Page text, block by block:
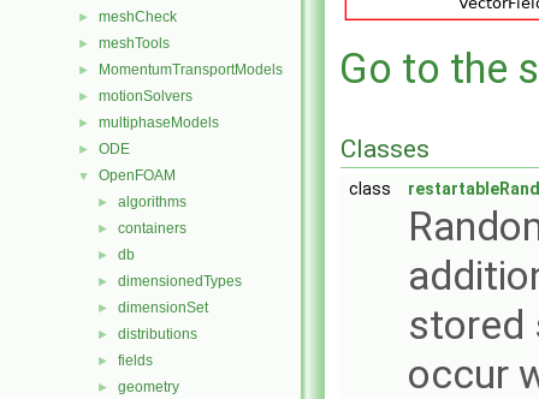
► meshCheck
► meshTools
► MomentumTransportModels
► motionSolvers
► multiphaseModels
► ODE
▼ OpenFOAM
► algorithms
► containers
► db
► dimensionedTypes
► dimensionSet
► distributions
► fields
► geometry
Go to the
Classes
class
stored
occur